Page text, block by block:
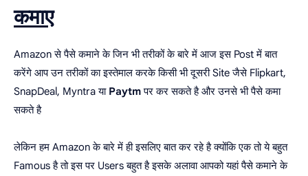
कमाए
Amazon से पैसे कमाने के जिन भी तरीकों के बारे में आज इस Post में बात
करेंगे आप उन तरीकों का इस्तेमाल करके किसी भी दूसरी Site जैसे Flipkart,
SnapDeal, Myntra या Paytmपर कर सकते है और उनसे भी पैसे कमा
सकते है
लेकिन हम Amazon के बारे में ही इसलिए बात कर रहे है क्योंकि एक तो ये बहुत
Famous है तो इस पर Users बहुत है इसके अलावा आपको यहां पैसे कमाने के